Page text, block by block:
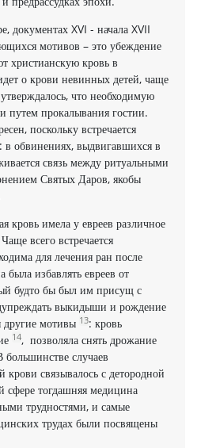
документах XVI - начала XVII
мотивов – это убеждение
христианскую кровь в
о крови невинных детей, чаще
что необходимую
путем прокалывания гостии.
поскольку встречается
в обвинениях, выдвигавшихся в
связь между ритуальными
Святых Даров, якобы
кровь имела у евреев различное
всего встречается
для лечения ран после
была избавлять евреев от
будто бы был им присущ с
выкидыши и рождение
другие мотивы 13: кровь
14, позволяла снять дрожание
большинстве случаев
крови связывалось с детородной
тогдашняя медицина
трудностями, и самые
трудах были посвящены